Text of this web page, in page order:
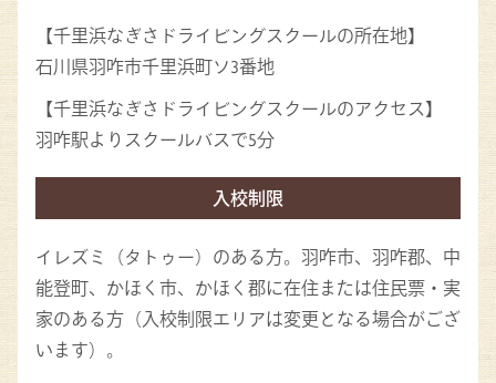
【千里浜なぎさドライビングスクールの所在地】
石川県羽咋市千里浜町ソ3番地
【千里浜なぎさドライビングスクールのアクセス】
羽咋駅よりスクールバスで5分
入校制限
イレズミ（タトゥー）のある方。羽咋市、羽咋郡、中
能登町、かほく市、かほく郡に在住または住民票・実
家のある方（入校制限エリアは変更となる場合がござ
います）。